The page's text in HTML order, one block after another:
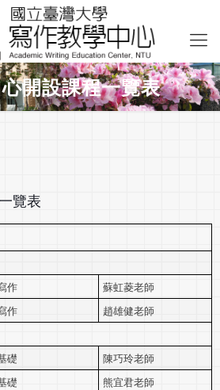
開設課程一覽表
覽表
作
蘇虹菱老師
作
趙雄健老師
礎
陳巧玲老師
礎
熊宜君老師